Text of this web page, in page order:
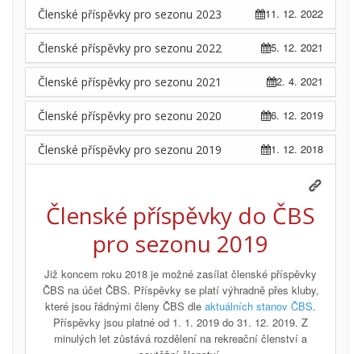
11. 12. 2022
Členské příspěvky pro sezonu 2023
5. 12. 2021
Členské příspěvky pro sezonu 2022
2. 4. 2021
Členské příspěvky pro sezonu 2021
6. 12. 2019
Členské příspěvky pro sezonu 2020
1. 12. 2018
Členské příspěvky pro sezonu 2019
Členské příspěvky do ČBS
pro sezonu 2019
Již koncem roku 2018 je možné zasílat členské příspěvky
ČBS na účet ČBS. Příspěvky se platí výhradně přes kluby,
které jsou řádnými členy ČBS dle aktuálních stanov ČBS.
Příspěvky jsou platné od 1. 1. 2019 do 31. 12. 2019. Z
minulých let zůstává rozdělení na rekreační členství a